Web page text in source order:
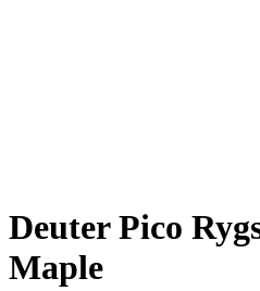
Deuter Pico
Maple